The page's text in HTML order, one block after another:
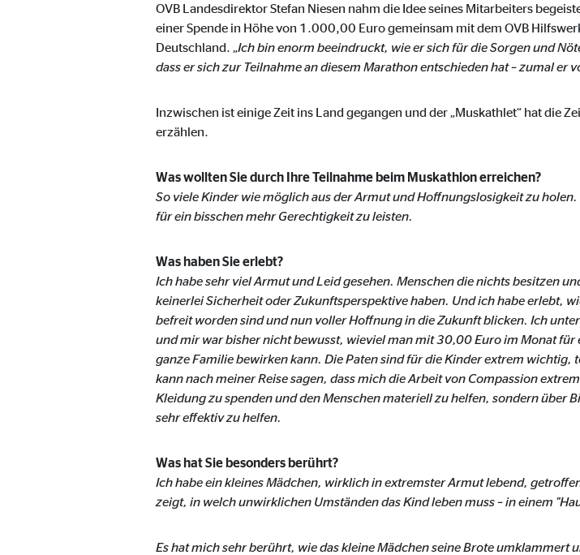
OVB Landesdirektor Stefan Niesen nahm die Idee seines Mitarbeiters
einer Spende in Höhe von 1.000,00 Euro gemeinsam mit dem OVB
Deutschland. „Ich bin enorm beeindruckt, wie er sich für die Sorgen und
dass er sich zur Teilnahme an diesem Marathon entschieden hat – zumal er
Inzwischen ist einige Zeit ins Land gegangen und der „Muskathlet“ hat die
erzählen.
Was wollten Sie durch Ihre Teilnahme beim Muskathlon erreichen?
So viele Kinder wie möglich aus der Armut und Hoffnungslosigkeit zu
für ein bisschen mehr Gerechtigkeit zu leisten.
Was haben Sie erlebt?
Ich habe sehr viel Armut und Leid gesehen. Menschen die nichts besitzen
keinerlei Sicherheit oder Zukunftsperspektive haben. Und ich habe erlebt,
befreit worden sind und nun voller Hoffnung in die Zukunft blicken. Ich
und mir war bisher nicht bewusst, wieviel man mit 30,00 Euro im Monat
ganze Familie bewirken kann. Die Paten sind für die Kinder extrem wichtig,
kann nach meiner Reise sagen, dass mich die Arbeit von Compassion
Kleidung zu spenden und den Menschen materiell zu helfen, sondern über
sehr effektiv zu helfen.
Was hat Sie besonders berührt?
Ich habe ein kleines Mädchen, wirklich in extremster Armut lebend,
zeigt, in welch unwirklichen Umständen das Kind leben muss – in einem
Es hat mich sehr berührt, wie das kleine Mädchen seine Brote umklammert
Zweck: Erhebung von Statistiken zur Website-Nutzung
Besucher über die Websites hinweg verfolgen.
Anbieter: Facebook Ireland Ltd.
Verknüpfung mit Benutzerprofilen
Cookie Laufzeit: 3 Monate
Adform | Empfänger: OVB, Adform A/S
Anbieter: Adform A/S
Zweck: ad campaign